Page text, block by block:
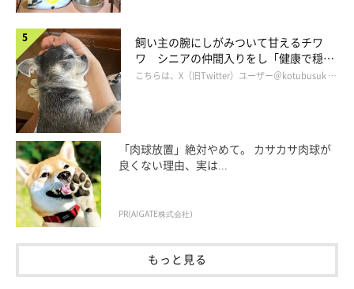
【獣医師が解説】犬はぬいぐるみをどう思っ
ている？
飼い主の腕にしがみついて甘えるチワ
ワ シニアの仲間入りをし「健康で穏や
かな暮らしが続いてほしい」と願う
こちらは、X（旧Twitter）ユーザー＠kotubusuk …
「肉球放置」絶対やめて。 カサカサ肉球が
良くない理由、実は...
PR(AIGATE株式会社)
もっと見る